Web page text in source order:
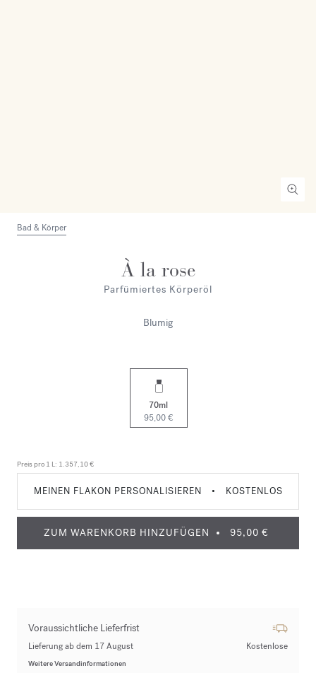
Bad & Körper
À la rose
Parfümiertes Körperöl
Blumig
70ml
95,00 €
Preis pro 1 L: 1.357,10 €
MEINEN FLAKON PERSONALISIEREN • KOSTENLOS
ZUM WARENKORB HINZUFÜGEN 95,00 €
Voraussichtliche Lieferfrist
Lieferung ab dem 17 August Kostenlose
Weitere Versandinformationen